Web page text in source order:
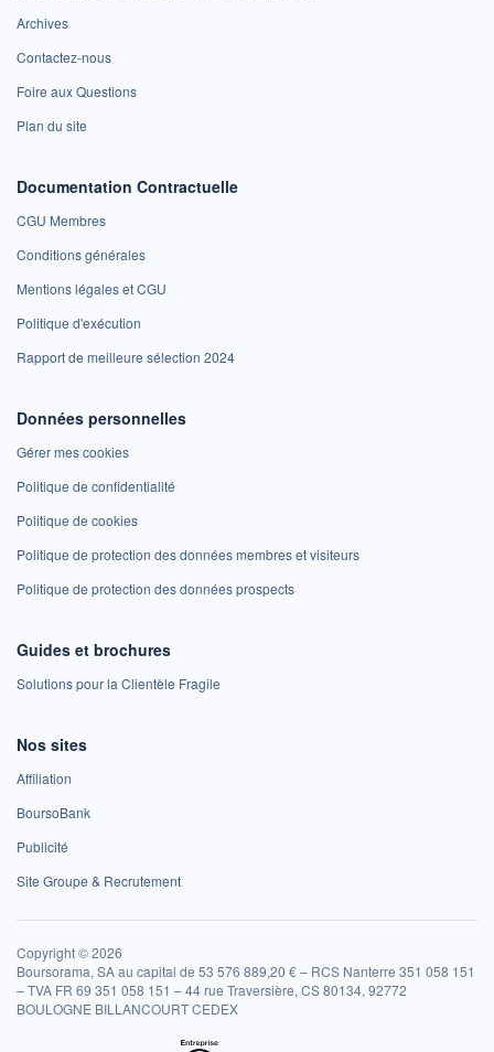
Archives
Contactez-nous
Foire aux Questions
Plan du site
Documentation Contractuelle
CGU Membres
Conditions générales
Mentions légales et CGU
Politique d'exécution
Rapport de meilleure sélection 2024
Données personnelles
Gérer mes cookies
Politique de confidentialité
Politique de cookies
Politique de protection des données membres et visiteurs
Politique de protection des données prospects
Guides et brochures
Solutions pour la Clientèle Fragile
Nos sites
Affiliation
BoursoBank
Publicité
Site Groupe & Recrutement
Copyright © 2026
Boursorama, SA au capital de 53 576 889,20 € – RCS Nanterre 351 058 151
– TVA FR 69 351 058 151 – 44 rue Traversière, CS 80134, 92772
BOULOGNE BILLANCOURT CEDEX